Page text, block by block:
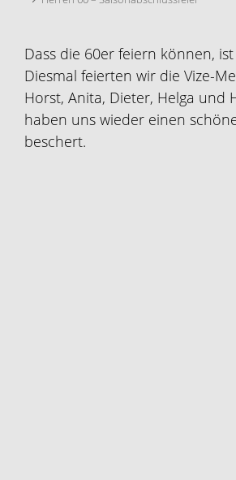
Dass die 60er feiern können,
Diesmal feierten wir die Vize-
Horst, Anita, Dieter, Helga und
haben uns wieder einen
beschert.